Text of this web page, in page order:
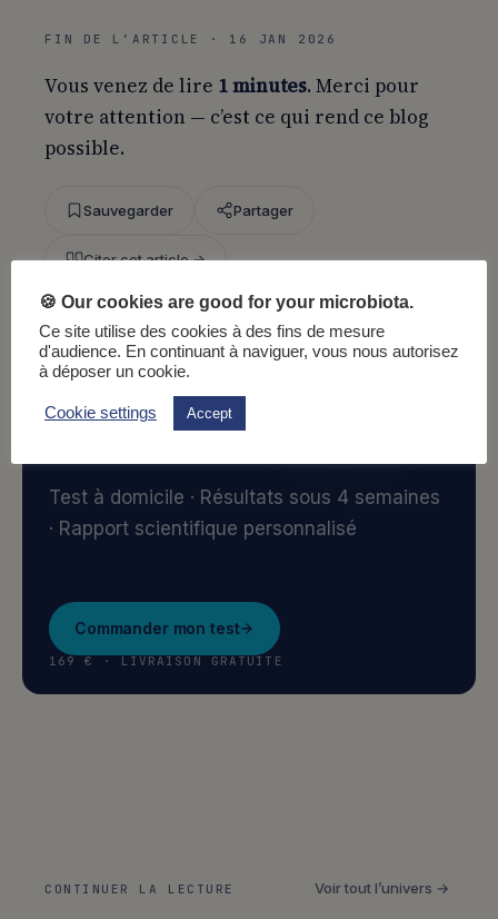
FIN DE L’ARTICLE · 16 JAN 2026
Vous venez de lire 1 minutes. Merci pour
votre attention — c’est ce qui rend ce blog
possible.
Sauvegarder Partager
Citer cet article →
ALLER PLUS LOIN
Découvrez la composition de
Test à domicile · Résultats sous 4 semaines
· Rapport scientifique personnalisé
Commander mon test
169 € · LIVRAISON GRATUITE
CONTINUER LA LECTURE Voir tout l’univers →
🍪 Our cookies are good for your microbiota.
Ce site utilise des cookies à des fins de mesure
d'audience. En continuant à naviguer, vous nous autorisez
à déposer un cookie.
Cookie settings Accept